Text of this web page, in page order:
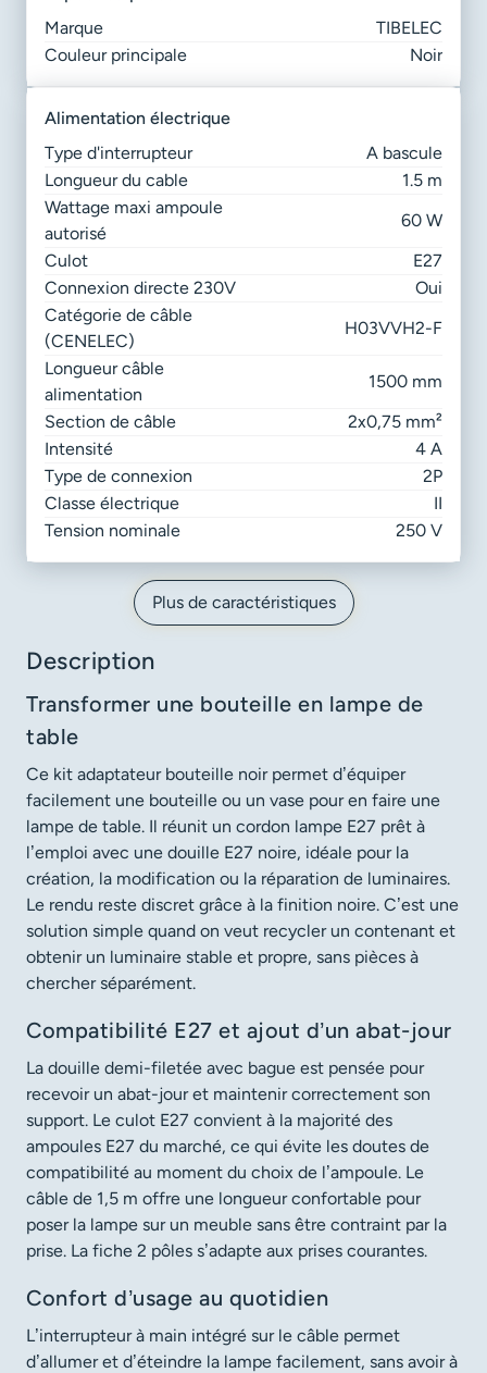
Marque
TIBELEC
Couleur principale
Noir
alimentation électrique
Type d'interrupteur
A bascule
Longueur du cable
1.5 m
Wattage maxi ampoule
autorisé
60 W
Culot
E27
Connexion directe 230V
Oui
Catégorie de câble
(CENELEC)
H03VVH2-F
Longueur câble
alimentation
1500 mm
Section de câble
2x0,75 mm²
Intensité
4 A
Type de connexion
2P
Classe électrique
II
Tension nominale
250 V
Plus de caractéristiques
Description
Transformer une bouteille en lampe de
table
Ce kit adaptateur bouteille noir permet d’équiper
facilement une bouteille ou un vase pour en faire une
lampe de table. Il réunit un cordon lampe E27 prêt à
l’emploi avec une douille E27 noire, idéale pour la
création, la modification ou la réparation de luminaires.
Le rendu reste discret grâce à la finition noire. C’est une
solution simple quand on veut recycler un contenant et
obtenir un luminaire stable et propre, sans pièces à
chercher séparément.
Compatibilité E27 et ajout d’un abat-jour
La douille demi-filetée avec bague est pensée pour
recevoir un abat-jour et maintenir correctement son
support. Le culot E27 convient à la majorité des
ampoules E27 du marché, ce qui évite les doutes de
compatibilité au moment du choix de l’ampoule. Le
câble de 1,5 m offre une longueur confortable pour
poser la lampe sur un meuble sans être contraint par la
prise. La fiche 2 pôles s’adapte aux prises courantes.
Confort d’usage au quotidien
L’interrupteur à main intégré sur le câble permet
d’allumer et d’éteindre la lampe facilement, sans avoir à